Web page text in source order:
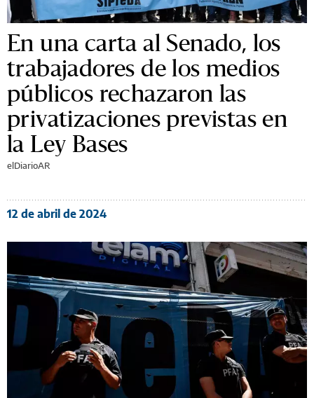
En una carta al Senado, los
trabajadores de los medios
públicos rechazaron las
privatizaciones previstas en
la Ley Bases
elDiarioAR
12 de abril de 2024